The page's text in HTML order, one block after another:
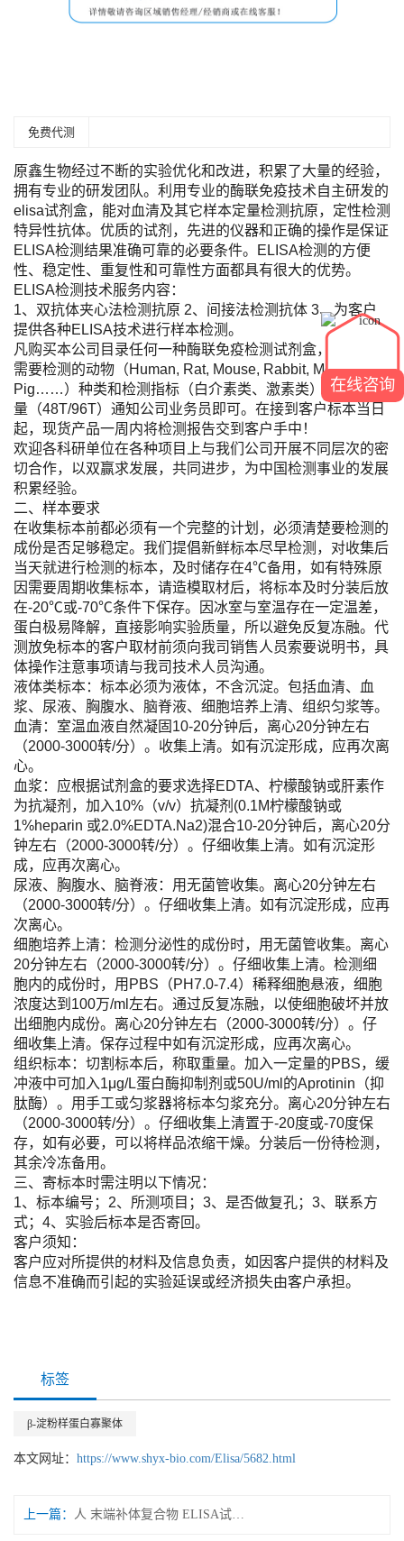
免费代测
原鑫生物经过不断的实验优化和改进，积累了大量的经验，
拥有专业的研发团队。利用专业的酶联免疫技术自主研发的
elisa试剂盒，能对血清及其它样本定量检测抗原，定性检测
特异性抗体。优质的试剂，先进的仪器和正确的操作是保证
ELISA检测结果准确可靠的必要条件。ELISA检测的方便
性、稳定性、重复性和可靠性方面都具有很大的优势。
ELISA检测技术服务内容：
1、双抗体夹心法检测抗原 2、间接法检测抗体 3、为客户
提供各种ELISA技术进行样本检测。
凡购买本公司目录任何一种酶联免疫检测试剂盒，您只需将
需要检测的动物（Human, Rat, Mouse, Rabbit, Monkey,
Pig……）种类和检测指标（白介素类、激素类）及标本数
量（48T/96T）通知公司业务员即可。在接到客户标本当日
起，现货产品一周内将检测报告交到客户手中！
欢迎各科研单位在各种项目上与我们公司开展不同层次的密
切合作，以双赢求发展，共同进步，为中国检测事业的发展
积累经验。
二、样本要求
在收集标本前都必须有一个完整的计划，必须清楚要检测的
成份是否足够稳定。我们提倡新鲜标本尽早检测，对收集后
当天就进行检测的标本，及时储存在4℃备用，如有特殊原
因需要周期收集标本，请造模取材后，将标本及时分装后放
在-20℃或-70℃条件下保存。因冰室与室温存在一定温差，
蛋白极易降解，直接影响实验质量，所以避免反复冻融。代
测放免标本的客户取材前须向我司销售人员索要说明书，具
体操作注意事项请与我司技术人员沟通。
液体类标本：标本必须为液体，不含沉淀。包括血清、血
浆、尿液、胸腹水、脑脊液、细胞培养上清、组织匀浆等。
血清：室温血液自然凝固10-20分钟后，离心20分钟左右
（2000-3000转/分）。收集上清。如有沉淀形成，应再次离
心。
血浆：应根据试剂盒的要求选择EDTA、柠檬酸钠或肝素作
为抗凝剂，加入10%（v/v）抗凝剂(0.1M柠檬酸钠或
1%heparin 或2.0%EDTA.Na2)混合10-20分钟后，离心20分
钟左右（2000-3000转/分）。仔细收集上清。如有沉淀形
成，应再次离心。
尿液、胸腹水、脑脊液：用无菌管收集。离心20分钟左右
（2000-3000转/分）。仔细收集上清。如有沉淀形成，应再
次离心。
细胞培养上清：检测分泌性的成份时，用无菌管收集。离心
20分钟左右（2000-3000转/分）。仔细收集上清。检测细
胞内的成份时，用PBS（PH7.0-7.4）稀释细胞悬液，细胞
浓度达到100万/ml左右。通过反复冻融，以使细胞破坏并放
出细胞内成份。离心20分钟左右（2000-3000转/分）。仔
细收集上清。保存过程中如有沉淀形成，应再次离心。
组织标本：切割标本后，称取重量。加入一定量的PBS，缓
冲液中可加入1μg/L蛋白酶抑制剂或50U/ml的Aprotinin（抑
肽酶）。用手工或匀浆器将标本匀浆充分。离心20分钟左右
（2000-3000转/分）。仔细收集上清置于-20度或-70度保
存，如有必要，可以将样品浓缩干燥。分装后一份待检测，
其余冷冻备用。
三、寄标本时需注明以下情况：
1、标本编号；2、所测项目；3、是否做复孔；3、联系方
式；4、实验后标本是否寄回。
客户须知：
客户应对所提供的材料及信息负责，如因客户提供的材料及
信息不准确而引起的实验延误或经济损失由客户承担。
标签
β-淀粉样蛋白寡聚体
本文网址： https://www.shyx-bio.com/Elisa/5682.html
上一篇： 人 末端补体复合物 ELISA试剂盒
在线咨询